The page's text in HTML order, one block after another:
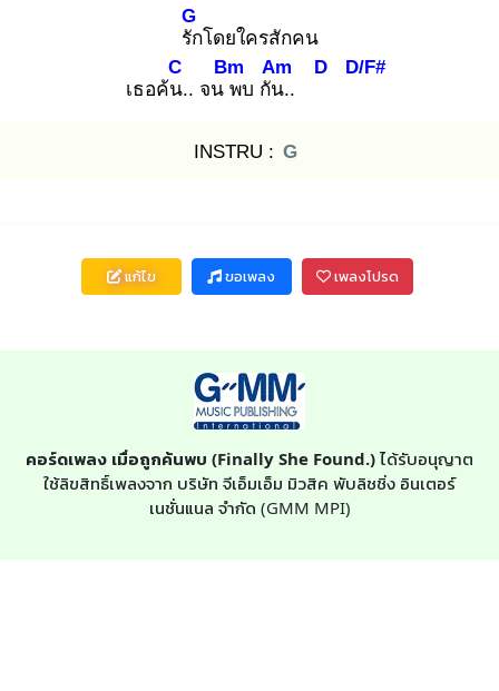
รัก
G
โดยใครสักคน
เธอค้น.
C
. จน พ
Bm
บ กัน.
Am
.
D D/F#
INSTRU : G
แก้ไข ขอเพลง เพลงโปรด
คอร์ดเพลง เมื่อถูกค้นพบ (Finally She Found.) ได้รับอนุญาต
ใช้ลิขสิทธิ์เพลงจาก บริษัท จีเอ็มเอ็ม มิวสิค พับลิชชิ่ง อินเตอร์
เนชั่นแนล จำกัด (GMM MPI)